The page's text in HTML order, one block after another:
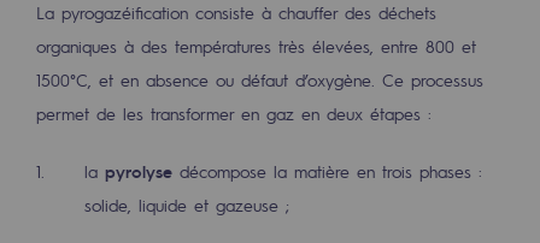
Concertations CH4, H2 et CO2
Espace pédagogique
Espace pédagogique
2050 : un monde d’énergies
Objectif Hydrogène
La pyrogazéification consiste à chauffer des déchets
organiques à des températures très élevées, entre 800 et
1500°C, et en absence ou défaut d’oxygène. Ce processus
permet de les transformer en gaz en deux étapes :
la pyrolyse décompose la matière en trois phases :
solide, liquide et gazeuse ;